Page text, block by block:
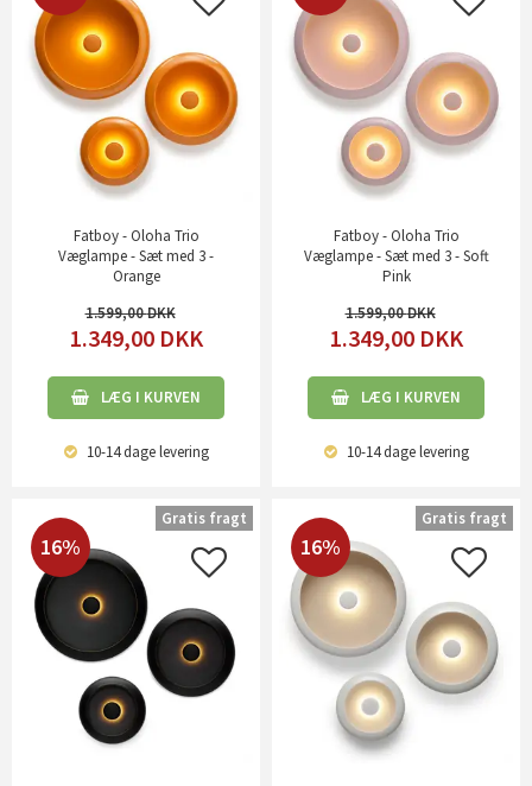
Fatboy - Oloha Trio
Væglampe - Sæt med 3 -
Orange
1.599,00
1.349,00 DKK
LÆG I KURVEN
10-14 dagelevering
Fatboy - Oloha Trio
Væglampe - Sæt med 3 - Soft
Pink
1.599,00
1.349,00 DKK
LÆG I KURVEN
10-14 dagelevering
16%
Gratis fragt
16%
Gratis fragt